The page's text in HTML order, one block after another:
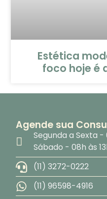
Estética
foco hoje é
Agende sua
Segunda a Sexta -
Sábado - 08h às
(11) 3272-0222
(11) 96598-4916